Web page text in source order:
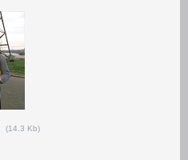
(14.3 Kb)